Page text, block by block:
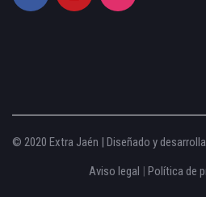
© 2020 Extra Jaén | Diseñado y
Aviso legal | Política de